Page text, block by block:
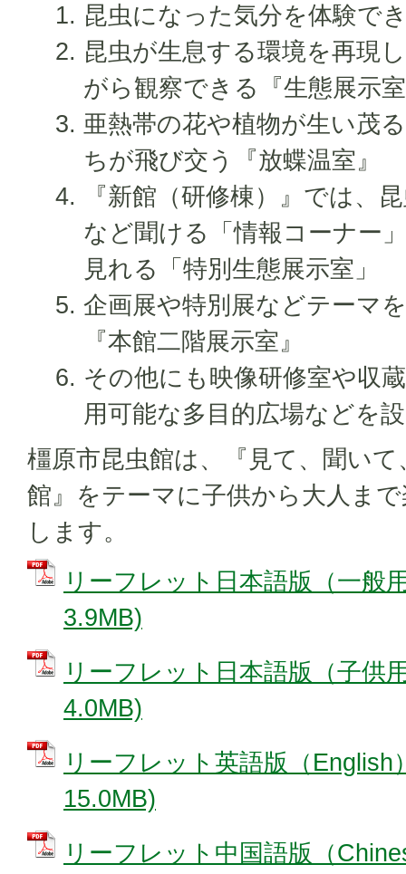
昆虫になった気分を体験で
昆虫が生息する環境を再現
がら観察できる『生態展示
亜熱帯の花や植物が生い茂
ちが飛び交う『放蝶温室』
『新館（研修棟）』では、
など聞ける「情報コーナー
見れる「特別生態展示室」
企画展や特別展などテーマ
『本館二階展示室』
その他にも映像研修室や収
用可能な多目的広場などを
橿原市昆虫館は、『見て、聞い
館』をテーマに子供から大人ま
します。
リーフレット日本語版（一般
3.9MB)
リーフレット日本語版（子供
4.0MB)
リーフレット英語版（
15.0MB)
リーフレット中国語版（